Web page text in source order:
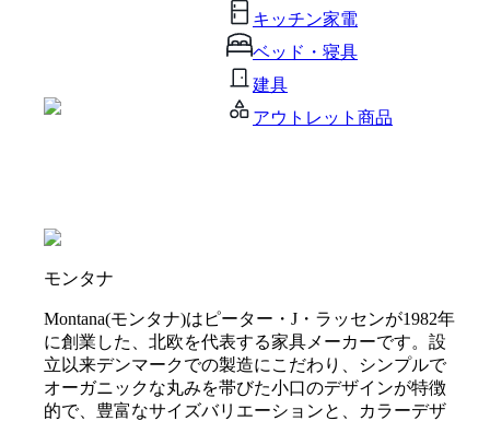
キッチン家電
ベッド・寝具
建具
アウトレット商品
モンタナ
Montana(モンタナ)はピーター・J・ラッセンが1982年
に創業した、北欧を代表する家具メーカーです。設
立以来デンマークでの製造にこだわり、シンプルで
オーガニックな丸みを帯びた小口のデザインが特徴
的で、豊富なサイズバリエーションと、カラーデザ